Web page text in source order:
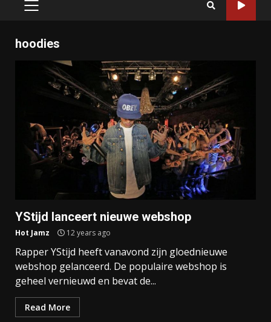
PRIMARY
hoodies
YStijd lanceert nieuwe webshop
Hot Jamz 12 years ago
Rapper YStijd heeft vanavond zijn gloednieuwe
webshop gelanceerd. De populaire webshop is
geheel vernieuwd en bevat de...
Read More